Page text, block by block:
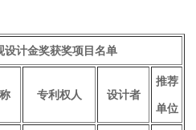
设计金奖获奖项目名单
专利权人 设计者
推荐
单位